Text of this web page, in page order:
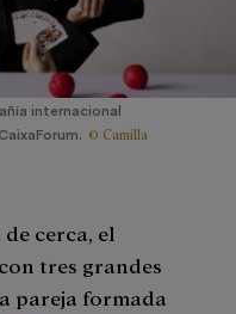
internacional
© Camilla
cerca, el
tres grandes
pareja formada